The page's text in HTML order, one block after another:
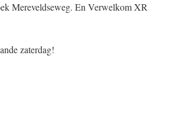
Mereveldseweg. En Verwelkom XR
zaterdag!